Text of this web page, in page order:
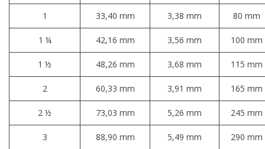
1 33,40 mm 3,38 mm 80 mm
1 ¼ 42,16 mm 3,56 mm 100 mm
1 ½ 48,26 mm 3,68 mm 115 mm
2 60,33 mm 3,91 mm 165 mm
2 ½ 73,03 mm 5,26 mm 245 mm
3 88,90 mm 5,49 mm
290 mm